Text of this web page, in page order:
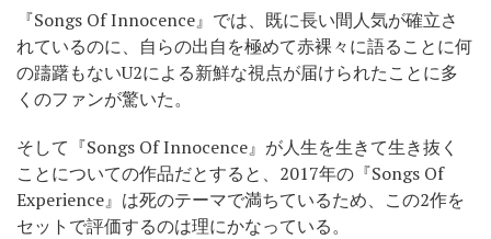
『Songs Of Innocence』では、既に長い間人気が確立さ
れているのに、自らの出自を極めて赤裸々に語ることに何
の躊躇もないU2による新鮮な視点が届けられたことに多
くのファンが驚いた。
そして『Songs Of Innocence』が人生を生きて生き抜く
ことについての作品だとすると、2017年の『Songs Of
Experience』は死のテーマで満ちているため、この2作を
セットで評価するのは理にかなっている。